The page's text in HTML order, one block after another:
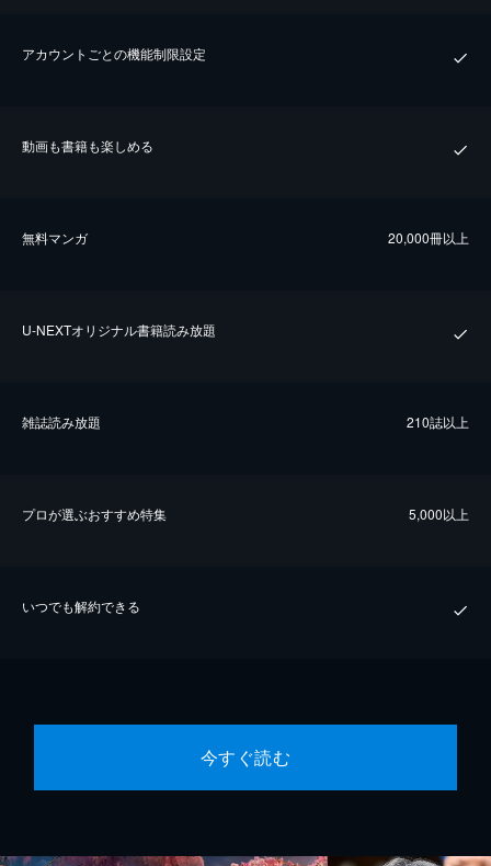
アカウントごとの機能制限設定
動画も書籍も楽しめる
無料マンガ 20,000冊以上
U-NEXTオリジナル書籍読み放題
雑誌読み放題 210誌以上
プロが選ぶおすすめ特集 5,000以上
いつでも解約できる
今すぐ読む